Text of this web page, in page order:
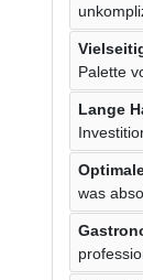
Palette
Lange
was